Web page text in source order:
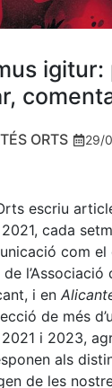
igitur:
ORTS 29/
escriu
cada
com el
de
i en
de més
i 2023,
als
de les